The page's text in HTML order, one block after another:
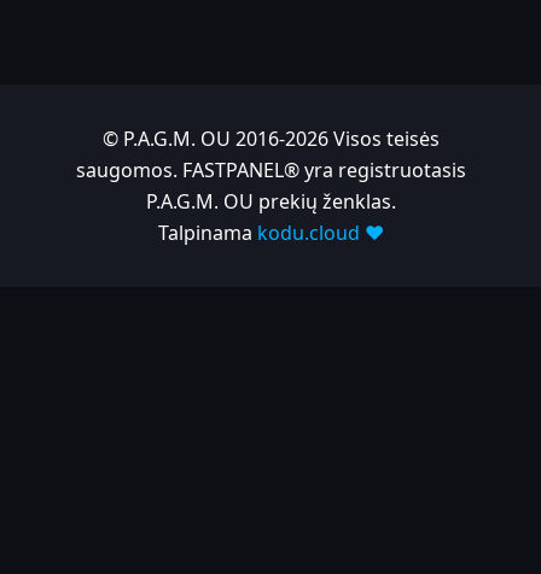
© P.A.G.M. OU 2016-2026 Visos teisės
saugomos. FASTPANEL® yra registruotasis
P.A.G.M. OU prekių ženklas.
Talpinama kodu.cloud ❤️